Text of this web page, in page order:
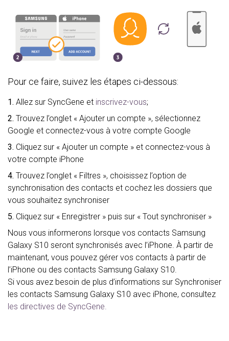
Pour ce faire, suivez les étapes ci-dessous:
1. Allez sur SyncGene et inscrivez-vous;
2. Trouvez l’onglet « Ajouter un compte », sélectionnez
Google et connectez-vous à votre compte Google
3. Cliquez sur « Ajouter un compte » et connectez-vous à
votre compte iPhone
4. Trouvez l’onglet « Filtres », choisissez l’option de
synchronisation des contacts et cochez les dossiers que
vous souhaitez synchroniser
5. Cliquez sur « Enregistrer » puis sur « Tout synchroniser »
Nous vous informerons lorsque vos contacts Samsung
Galaxy S10 seront synchronisés avec l’iPhone. À partir de
maintenant, vous pouvez gérer vos contacts à partir de
l’iPhone ou des contacts Samsung Galaxy S10.
Si vous avez besoin de plus d’informations sur Synchroniser
les contacts Samsung Galaxy S10 avec iPhone, consultez
les directives de SyncGene.